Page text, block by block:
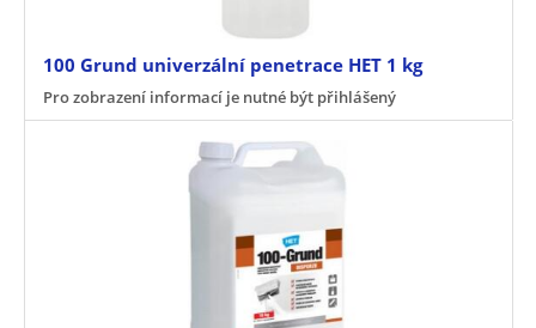
100 Grund univerzální penetrace HET 1 kg
Pro zobrazení informací je nutné být přihlášený